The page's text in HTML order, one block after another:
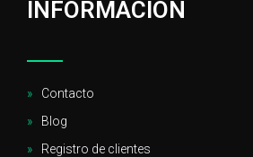
INFORMACIÓN
Contacto
Blog
Registro de clientes